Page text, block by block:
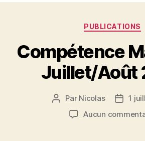
PUBLICATIONS
Compétence
Juillet/Août
Auteur
l’article
Par Nicolas
Date
1
Aucun